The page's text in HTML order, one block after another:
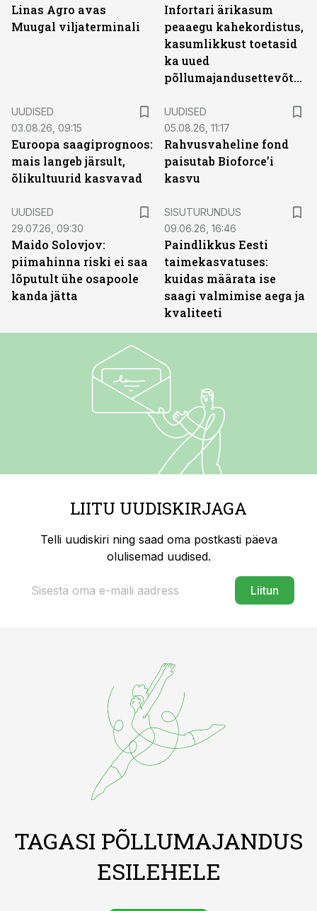
Linas Agro avas
Muugal viljaterminali
Infortari ärikasum
peaaegu kahekordistus,
kasumlikkust toetasid
ka uued
põllumajandusettevõtted
UUDISED
03.08.26, 09:15
Euroopa saagiprognoos:
mais langeb järsult,
õlikultuurid kasvavad
UUDISED
05.08.26, 11:17
Rahvusvaheline fond
paisutab Bioforce’i
kasvu
UUDISED
29.07.26, 09:30
Maido Solovjov:
piimahinna riski ei saa
lõputult ühe osapoole
kanda jätta
SISUTURUNDUS
09.06.26, 16:46
Paindlikkus Eesti
taimekasvatuses:
kuidas määrata ise
saagi valmimise aega ja
kvaliteeti
LIITU UUDISKIRJAGA
Telli uudiskiri ning saad oma postkasti päeva
olulisemad uudised.
Liitun
TAGASI PÕLLUMAJANDUS
ESILEHELE